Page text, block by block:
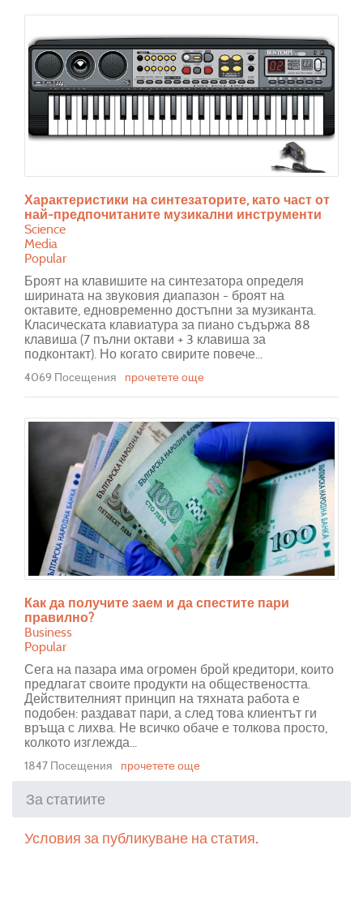
Характеристики на синтезаторите, като част от
най-предпочитаните музикални инструменти
Science
Media
Popular
Броят на клавишите на синтезатора определя
ширината на звуковия диапазон - броят на
октавите, едновременно достъпни за музиканта.
Класическата клавиатура за пиано съдържа 88
клавиша (7 пълни октави + 3 клавиша за
подконтакт). Но когато свирите повече...
4069 Посещения прочетете още
Как да получите заем и да спестите пари
правилно?
Business
Popular
Сега на пазара има огромен брой кредитори, които
предлагат своите продукти на обществеността.
Действителният принцип на тяхната работа е
подобен: раздават пари, а след това клиентът ги
връща с лихва. Не всичко обаче е толкова просто,
колкото изглежда...
1847 Посещения прочетете още
За статиите
Условия за публикуване на статия.